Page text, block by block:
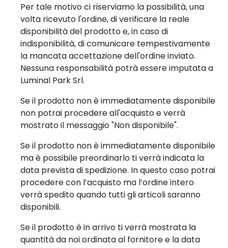
Per tale motivo ci riserviamo la possibilità, una
volta ricevuto l'ordine, di verificare la reale
disponibilità del prodotto e, in caso di
indisponibilità, di comunicare tempestivamente
la mancata accettazione dell'ordine inviato.
Nessuna responsabilità potrà essere imputata a
Luminal Park Srl.
Se il prodotto non è immediatamente disponibile
non potrai procedere all'acquisto e verrà
mostrato il messaggio "Non disponibile".
Se il prodotto non è immediatamente disponibile
ma è possibile preordinarlo ti verrà indicata la
data prevista di spedizione. In questo caso potrai
procedere con l’acquisto ma l’ordine intero
verrà spedito quando tutti gli articoli saranno
disponibili.
Se il prodotto è in arrivo ti verrà mostrata la
quantità da noi ordinata al fornitore e la data